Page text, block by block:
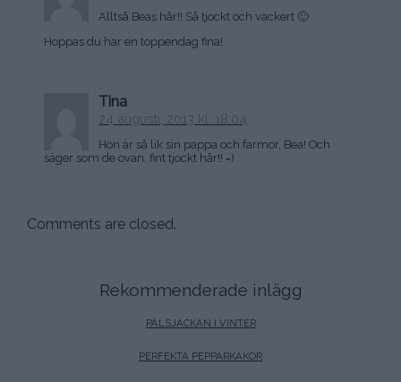
Alltså Beas hår!! Så tjockt och vackert 🙂
Hoppas du har en toppendag fina!
Tina
24 augusti, 2013 kl. 18:04
Hon är så lik sin pappa och farmor, Bea! Och
säger som de ovan, fint tjockt hår!! =)
Comments are closed.
Rekommenderade inlägg
PÄLSJACKAN I VINTER
PERFEKTA PEPPARKAKOR